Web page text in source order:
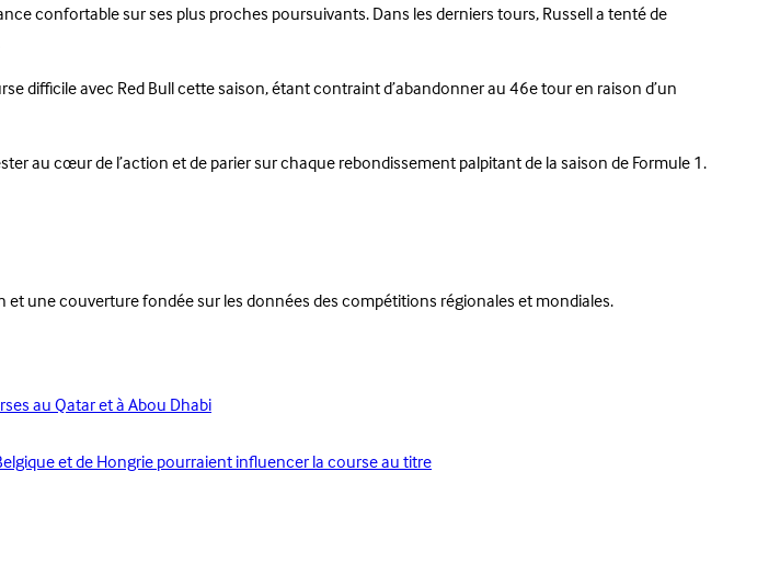
confortable sur ses plus proches poursuivants. Dans les derniers tours, Russell a tenté de
difficile avec Red Bull cette saison, étant contraint d’abandonner au 46e tour en raison d’un
au cœur de l’action et de parier sur chaque rebondissement palpitant de la saison de Formule 1.
et une couverture fondée sur les données des compétitions régionales et mondiales.
au Qatar et à Abou Dhabi
et de Hongrie pourraient influencer la course au titre